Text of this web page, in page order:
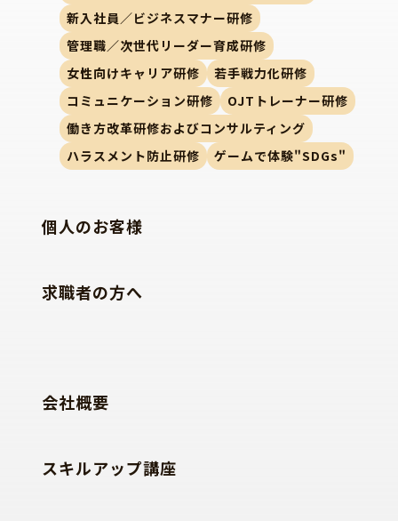
新入社員／ビジネスマナー研修
管理職／次世代リーダー育成研修
女性向けキャリア研修
若手戦力化研修
コミュニケーション研修
OJTトレーナー研修
働き方改革研修およびコンサルティング
ハラスメント防止研修
ゲームで体験"SDGs"
個人のお客様
求職者の方へ
会社概要
スキルアップ講座